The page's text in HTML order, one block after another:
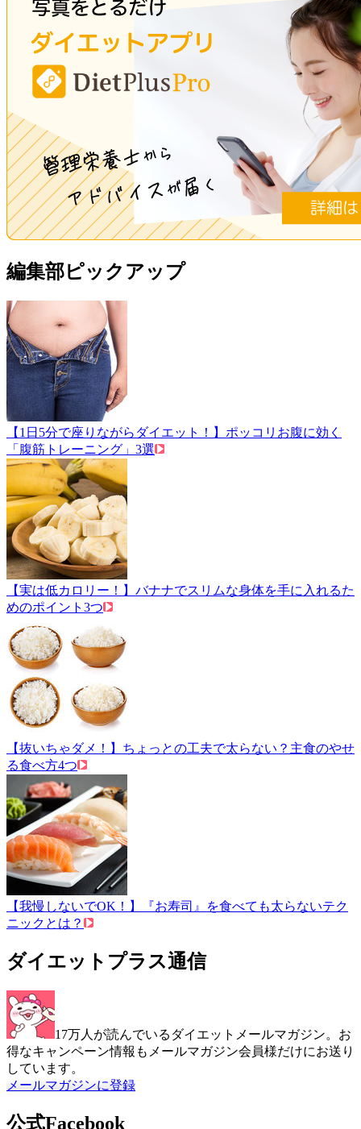
編集部ピックアップ
【1日5分で座りながらダイエット！】ポッコリお腹に効く
「腹筋トレーニング」3選
【実は低カロリー！】バナナでスリムな身体を手に入れるた
めのポイント3つ
【抜いちゃダメ！】ちょっとの工夫で太らない？主食のやせ
る食べ方4つ
【我慢しないでOK！】『お寿司』を食べても太らないテク
ニックとは？
ダイエットプラス通信
17万人が読んでいるダイエットメールマガジン。お
得なキャンペーン情報もメールマガジン会員様だけにお送り
しています。
メールマガジンに登録
公式Facebook